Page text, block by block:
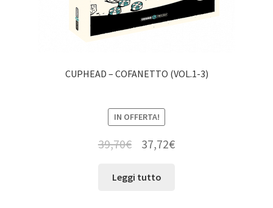
CUPHEAD – COFANETTO (VOL.1-3)
IN OFFERTA!
39,70€ 37,72€
Leggi tutto